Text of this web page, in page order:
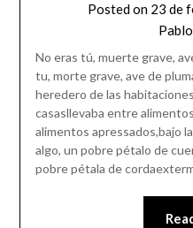
Posted on 23 de
No eras tú, muerte grave,
tu, morte grave, ave de
heredero de las
casasllevaba entre
alimentos apressados,bajo
algo, un pobre pétalo de
pobre pétala de